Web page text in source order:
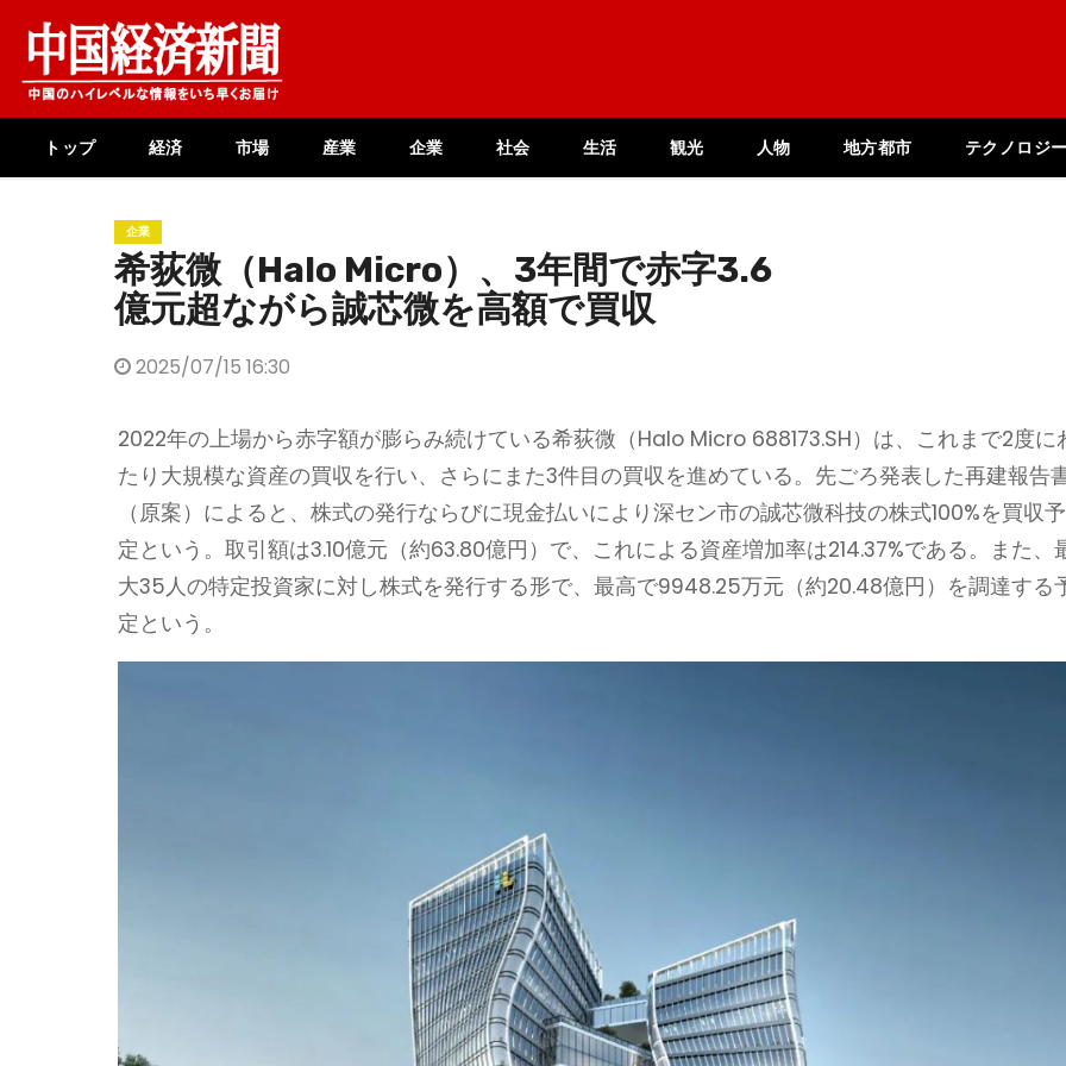
content
トップ 経済 市場 産業 企業 社会 生活 観光 人物 地方都市 テクノロジ
企業
希荻微（Halo Micro）、3年間で赤字3.6
億元超ながら誠芯微を高額で買収
2025/07/15 16:30
2022年の上場から赤字額が膨らみ続けている希荻微（Halo Micro 688173.SH）は、これまで2度に
たり大規模な資産の買収を行い、さらにまた3件目の買収を進めている。先ごろ発表した再建報告
（原案）によると、株式の発行ならびに現金払いにより深セン市の誠芯微科技の株式100%を買収予
定という。取引額は3.10億元（約63.80億円）で、これによる資産増加率は214.37%である。また、
大35人の特定投資家に対し株式を発行する形で、最高で9948.25万元（約20.48億円）を調達する
定という。